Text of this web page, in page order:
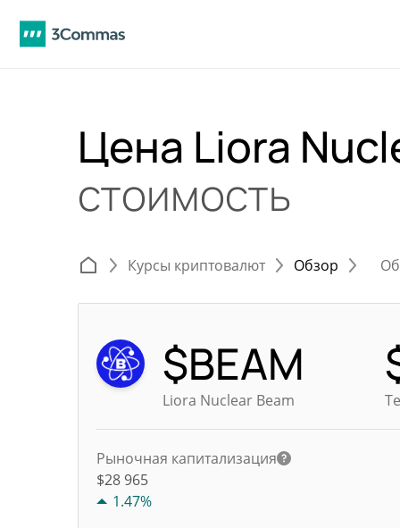
Цена Liora
стоимость
Курсы криптовалют Обзор
$BEAM
Liora Nuclear Beam
Рыночная капитализация
$28 965
1.47%